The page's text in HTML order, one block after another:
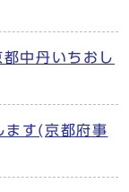
中丹いちおし
ます(京都府事